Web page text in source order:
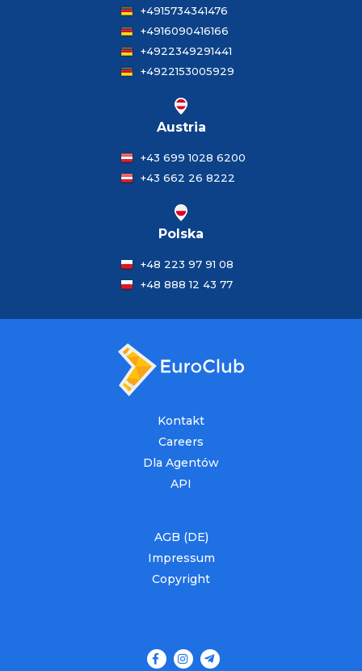
+4915734341476
+4916090416166
+4922349291441
+4922153005929
Austria
+43 699 1028 6200
+43 662 26 8222
Polska
+48 223 97 91 08
+48 888 12 43 77
Kontakt
Careers
Dla Agentów
API
AGB (DE)
Impressum
Copyright